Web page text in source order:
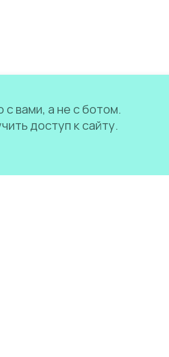
вами, а не с ботом.
доступ к сайту.